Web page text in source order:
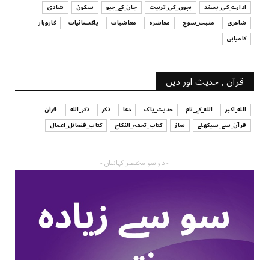
ادارے_کی_پسند بچوں_کی_تربیت جان_کے_جیو سکون
شادی
شاعری
مثبت_سوچ معاشرہ معاشیات پاکستانیات
کاروبار
کامیابی
قرآن , حدیث اور دین
الله_اکبر الله_کے_نام حدیث_پاک دعا ذکر ذکر_الله
قرآن
قرآن_سے_سیکھئے
نماز کتاب_تحفہ_النکاح کتاب_فضائل_اعمال
- دو سو مختصر کہانیاں -